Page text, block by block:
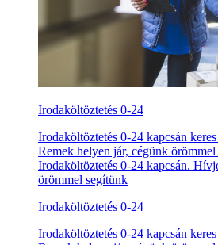
Irodaköltöztetés 0-24
Irodaköltöztetés 0-24 kapcsán
Remek helyen jár, cégünk
Irodaköltöztetés 0-24 kapcsán.
örömmel segítünk
Irodaköltöztetés 0-24
Irodaköltöztetés 0-24 kapcsán